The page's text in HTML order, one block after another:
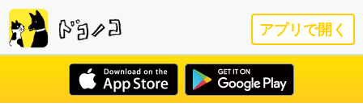
アプリで開く